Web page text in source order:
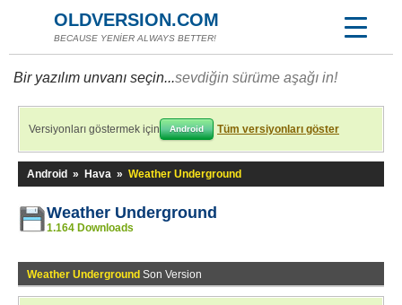
OLDVERSION.COM
BECAUSE YENİER ALWAYS BETTER!
Bir yazılım unvanı seçin...sevdiğin sürüme aşağı in!
Versiyonları göstermek için Android Tüm versiyonları göster
Android » Hava » Weather Underground
Weather Underground
1.164 Downloads
Weather Underground Son Version